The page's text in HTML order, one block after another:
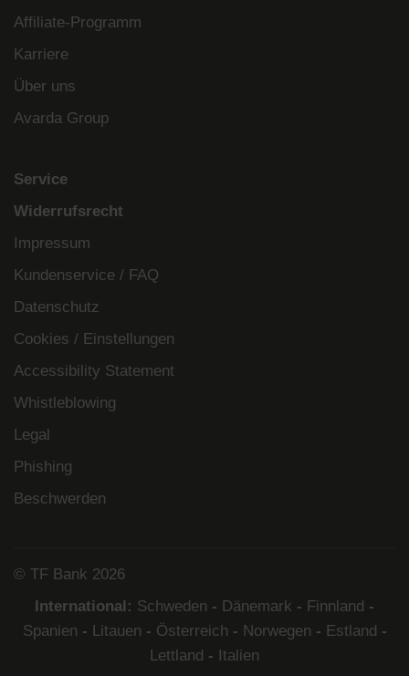
Affiliate-Programm
Karriere
Über uns
Avarda Group
Service
Widerrufsrecht
Impressum
Kundenservice / FAQ
Datenschutz
Cookies / Einstellungen
Accessibility Statement
Whistleblowing
Legal
Phishing
Beschwerden
© TF Bank 2026
International: Schweden - Dänemark - Finnland -
Spanien - Litauen - Österreich - Norwegen - Estland -
Lettland - Italien